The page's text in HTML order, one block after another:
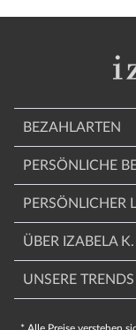
BEZAHLARTEN
PERSÖNLICHE
PERSÖNLICHER
ÜBER IZABELA K.
UNSERE TRENDS